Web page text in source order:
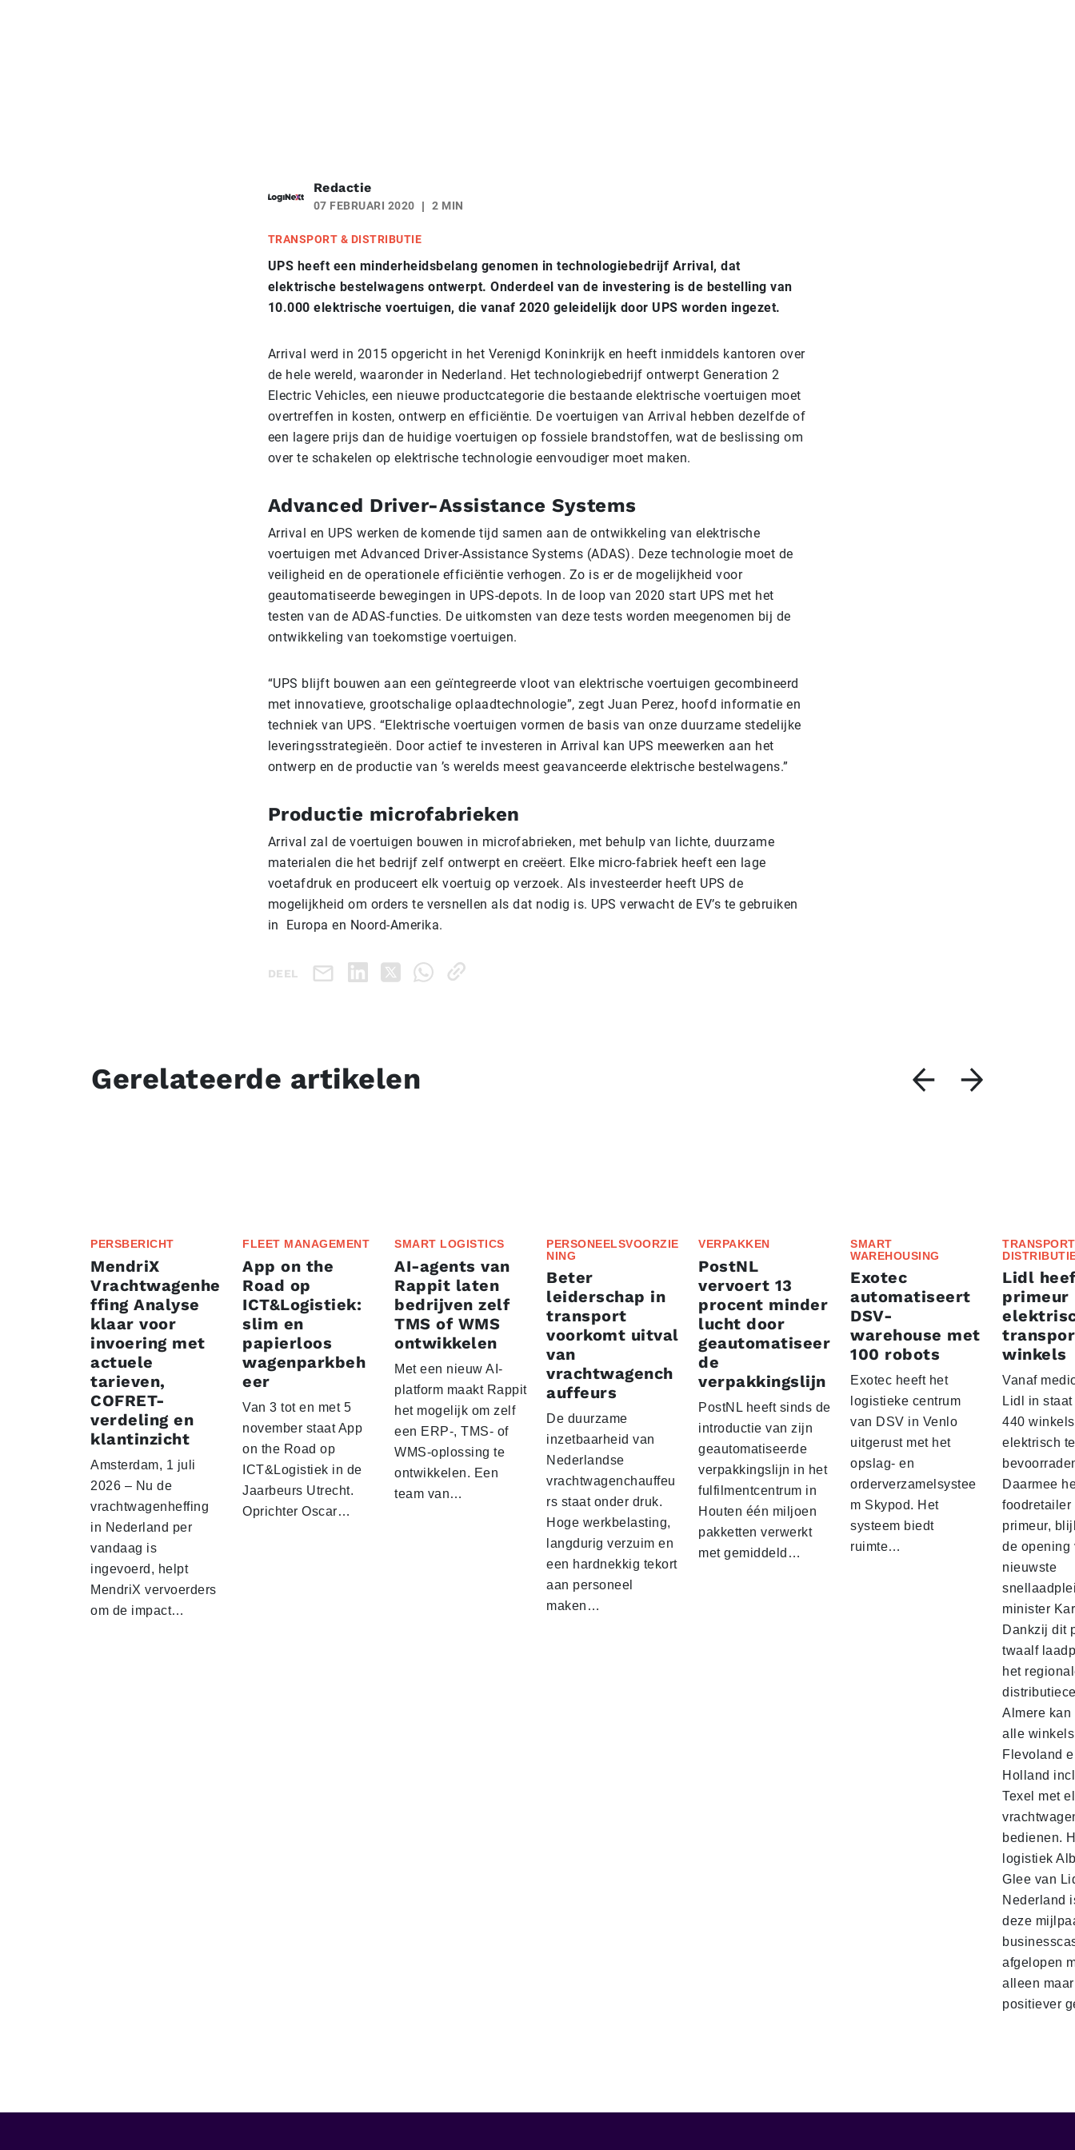
Redactie
07 FEBRUARI 2020 2 MIN
TRANSPORT & DISTRIBUTIE
UPS heeft een minderheidsbelang genomen in technologiebedrijf Arrival, dat
elektrische bestelwagens ontwerpt. Onderdeel van de investering is de bestelling van
10.000 elektrische voertuigen, die vanaf 2020 geleidelijk door UPS worden ingezet.
Arrival werd in 2015 opgericht in het Verenigd Koninkrijk en heeft inmiddels kantoren over
de hele wereld, waaronder in Nederland. Het technologiebedrijf ontwerpt Generation 2
Electric Vehicles, een nieuwe productcategorie die bestaande elektrische voertuigen moet
overtreffen in kosten, ontwerp en efficiëntie. De voertuigen van Arrival hebben dezelfde of
een lagere prijs dan de huidige voertuigen op fossiele brandstoffen, wat de beslissing om
over te schakelen op elektrische technologie eenvoudiger moet maken.
Advanced Driver-Assistance Systems
Arrival en UPS werken de komende tijd samen aan de ontwikkeling van elektrische
voertuigen met Advanced Driver-Assistance Systems (ADAS). Deze technologie moet de
veiligheid en de operationele efficiëntie verhogen. Zo is er de mogelijkheid voor
geautomatiseerde bewegingen in UPS-depots. In de loop van 2020 start UPS met het
testen van de ADAS-functies. De uitkomsten van deze tests worden meegenomen bij de
ontwikkeling van toekomstige voertuigen.
“UPS blijft bouwen aan een geïntegreerde vloot van elektrische voertuigen gecombineerd
met innovatieve, grootschalige oplaadtechnologie”, zegt Juan Perez, hoofd informatie en
techniek van UPS. “Elektrische voertuigen vormen de basis van onze duurzame stedelijke
leveringsstrategieën. Door actief te investeren in Arrival kan UPS meewerken aan het
ontwerp en de productie van ’s werelds meest geavanceerde elektrische bestelwagens.”
Productie microfabrieken
Arrival zal de voertuigen bouwen in microfabrieken, met behulp van lichte, duurzame
materialen die het bedrijf zelf ontwerpt en creëert. Elke micro-fabriek heeft een lage
voetafdruk en produceert elk voertuig op verzoek. Als investeerder heeft UPS de
mogelijkheid om orders te versnellen als dat nodig is. UPS verwacht de EV’s te gebruiken
in Europa en Noord-Amerika.
DEEL
Gerelateerde artikelen
PERSBERICHT
MendriX
Vrachtwagenhe
ffing Analyse
klaar voor
invoering met
actuele
tarieven,
COFRET-
verdeling en
klantinzicht
Amsterdam, 1 juli
2026 – Nu de
vrachtwagenheffing
in Nederland per
vandaag is
ingevoerd, helpt
MendriX vervoerders
om de impact…
FLEET MANAGEMENT
App on the
Road op
ICT&Logistiek:
slim en
papierloos
wagenparkbeh
eer
Van 3 tot en met 5
november staat App
on the Road op
ICT&Logistiek in de
Jaarbeurs Utrecht.
Oprichter Oscar…
SMART LOGISTICS
AI-agents van
Rappit laten
bedrijven zelf
TMS of WMS
ontwikkelen
Met een nieuw AI-
platform maakt Rappit
het mogelijk om zelf
een ERP-, TMS- of
WMS-oplossing te
ontwikkelen. Een
team van…
PERSONEELSVOORZIE
NING
Beter
leiderschap in
transport
voorkomt uitval
van
vrachtwagench
auffeurs
De duurzame
inzetbaarheid van
Nederlandse
vrachtwagenchauffeu
rs staat onder druk.
Hoge werkbelasting,
langdurig verzuim en
een hardnekkig tekort
aan personeel
maken…
VERPAKKEN
PostNL
vervoert 13
procent minder
lucht door
geautomatiseer
de
verpakkingslijn
PostNL heeft sinds de
introductie van zijn
geautomatiseerde
verpakkingslijn in het
fulfilmentcentrum in
Houten één miljoen
pakketten verwerkt
met gemiddeld…
SMART
WAREHOUSING
Exotec
automatiseert
DSV-
warehouse met
100 robots
Exotec heeft het
logistieke centrum
van DSV in Venlo
uitgerust met het
opslag- en
orderverzamelsystee
m Skypod. Het
systeem biedt
ruimte…
Lidl
primeur
winkels
Vanaf
Lidl in
440 winkels
elektrisch te
Daarmee
foodretailer
primeur,
de opening
nieuwste
minister
Dankzij dit
twaalf
het
Almere
alle
Flevoland
Holland
Texel met
bedienen.
logistiek
Glee van
Nederland
deze
afgelopen
alleen maar
positiever